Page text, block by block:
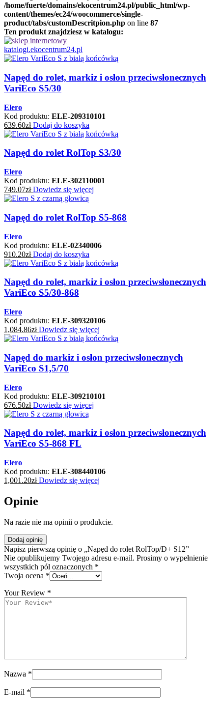
/home/fuerte/domains/ekocentrum24.pl/public_html/wp-
content/themes/ec24/woocommerce/single-
product/tabs/customDescritpion.php on line 87
Ten produkt znajdziesz w katalogu:
katalogi.ekocentrum24.pl
Napęd do rolet, markiz i osłon przeciwsłonecznych
VariEco S5/30
Elero
Kod produktu: ELE-209310101
639.60zł Dodaj do koszyka
Napęd do rolet RolTop S3/30
Elero
Kod produktu: ELE-302110001
749.07zł Dowiedz się więcej
Napęd do rolet RolTop S5-868
Elero
Kod produktu: ELE-02340006
910.20zł Dodaj do koszyka
Napęd do rolet, markiz i osłon przeciwsłonecznych
VariEco S5/30-868
Elero
Kod produktu: ELE-309320106
1,084.86zł Dowiedz się więcej
Napęd do markiz i osłon przeciwsłonecznych
VariEco S1,5/70
Elero
Kod produktu: ELE-309210101
676.50zł Dowiedz się więcej
Napęd do rolet, markiz i osłon przeciwsłonecznych
VariEco S5-868 FL
Elero
Kod produktu: ELE-308440106
1,001.20zł Dowiedz się więcej
Opinie
Na razie nie ma opinii o produkcie.
Dodaj opinię
Napisz pierwszą opinię o „Napęd do rolet RolTop/D+ S12”
Nie opublikujemy Twojego adresu e-mail. Prosimy o wypełnienie
wszystkich pól oznaczonych *
Twoja ocena *
Your Review *
Nazwa *
E-mail *